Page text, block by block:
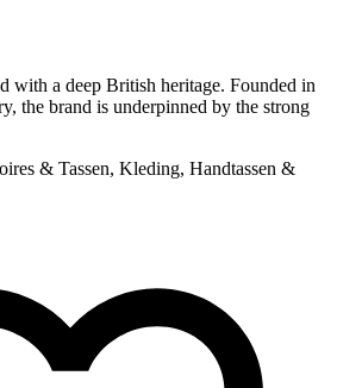
with a deep British heritage. Founded in
the brand is underpinned by the strong
& Tassen, Kleding, Handtassen &